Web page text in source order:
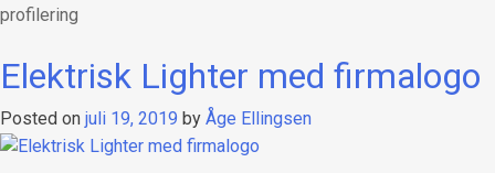
profilering
Elektrisk Lighter med firmalogo
Posted on juli 19, 2019 by Åge Ellingsen